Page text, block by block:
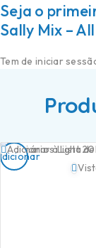
Seja o
Sally Mix –
Tem de iniciar
Adicionar à Lista